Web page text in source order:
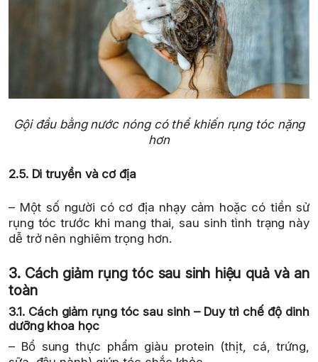
Gội đầu bằng nước nóng có thể khiến rụng tóc nặng
hơn
2.5. Di truyền và cơ địa
– Một số người có cơ địa nhạy cảm hoặc có tiền sử
rụng tóc trước khi mang thai, sau sinh tình trạng này
dễ trở nên nghiêm trọng hơn.
3. Cách giảm rụng tóc sau sinh hiệu quả và an
toàn
3.1. Cách giảm rụng tóc sau sinh – Duy trì chế độ dinh
dưỡng khoa học
– Bổ sung thực phẩm giàu protein (thịt, cá, trứng,